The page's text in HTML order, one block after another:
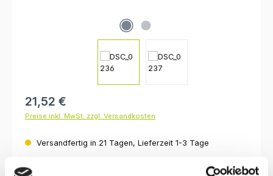
Regulärer Preis:
21,52 €
Preise inkl. MwSt. zzgl. Versandkosten
Versandfertig in 21 Tagen, Lieferzeit 1-3 Tage